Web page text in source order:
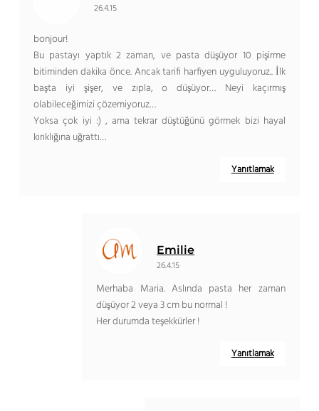
26.4.15
bonjour!
Bu pastayı yaptık 2 zaman, ve pasta düşüyor 10 pişirme
bitiminden dakika önce. Ancak tarifi harfiyen uyguluyoruz.. İlk
başta iyi şişer, ve zıpla, o düşüyor… Neyi kaçırmış
olabileceğimizi çözemiyoruz…
Yoksa çok iyi :) , ama tekrar düştüğünü görmek bizi hayal
kırıklığına uğrattı…
Yanıtlamak
Emilie
26.4.15
Merhaba Maria. Aslında pasta her zaman
düşüyor 2 veya 3 cm bu normal !
Her durumda teşekkürler !
Yanıtlamak